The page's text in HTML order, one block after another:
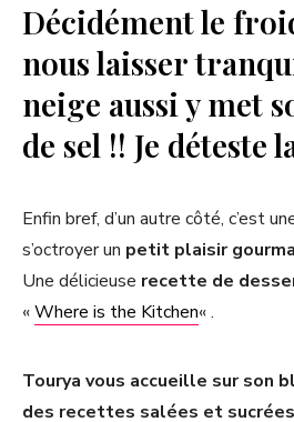
Décidément le
nous laisser
neige aussi y met
de sel !! Je déteste
Enfin bref, d’un autre côté, c’est
s’octroyer un petit plaisir
Une délicieuse recette de
«Where is the Kitchen« .
Tourya vous accueille sur son
des recettes salées et